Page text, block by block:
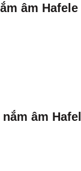
âm Hafele
âm